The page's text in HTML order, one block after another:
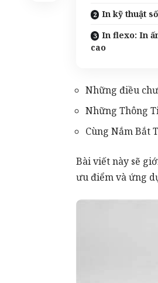
In kỹ thuật
In flexo: In
cao
Những điều
Những Thông
Cùng Nắm Bắt
Bài viết này sẽ
ưu điểm và ứng